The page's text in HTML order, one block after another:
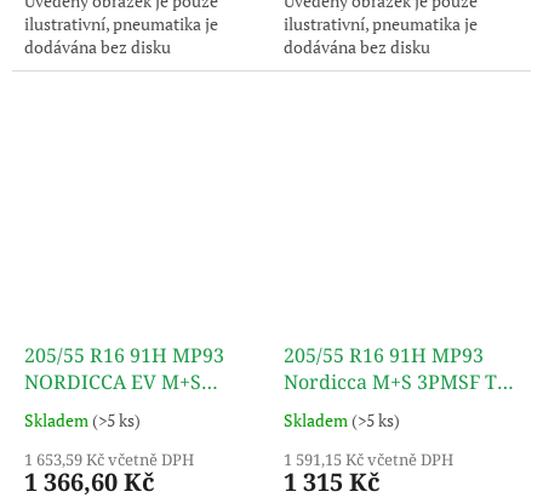
ilustrativní, pneumatika je
dodávána bez disku
ilustrativní, pneumatika je
dodávána bez disku
205/55 R16 91H MP93
NORDICCA EV M+S
3PMSF TL MATADOR
Skladem(>5 ks)
1 653,59 Kč včetně DPH
1 366,60 Kč
205/55 R16 91H MP93
Nordicca M+S 3PMSF TL
MATADOR
Skladem(>5 ks)
1 591,15 Kč včetně DPH
1 315 Kč